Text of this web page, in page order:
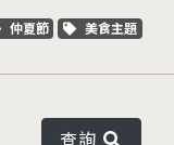
關鍵字標籤
仲夏節 關鍵字標籤
美食主題
查詢